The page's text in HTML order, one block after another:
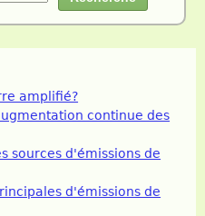
amplifié?
continue des
sources d'émissions de
d'émissions de